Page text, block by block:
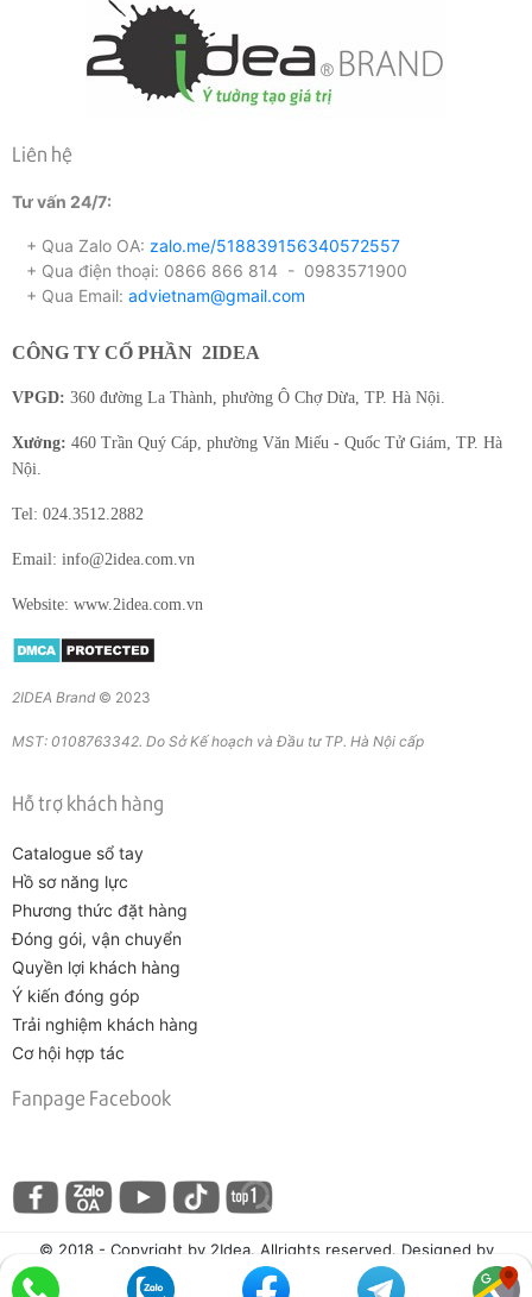
Liên hệ
Tư vấn 24/7:
+ Qua Zalo OA: zalo.me/518839156340572557
+ Qua điện thoại: 0866 866 814 - 0983571900
+ Qua Email: advietnam@gmail.com
CÔNG TY CỔ PHẦN 2IDEA
VPGD: 360 đường La Thành, phường Ô Chợ Dừa, TP. Hà Nội.
Xưởng: 460 Trần Quý Cáp, phường Văn Miếu - Quốc Tử Giám, TP. Hà
Nội.
Tel: 024.3512.2882
Email: info@2idea.com.vn
Website: www.2idea.com.vn
2IDEA Brand © 2023
MST: 0108763342. Do Sở Kế hoạch và Đầu tư TP. Hà Nội cấp
Hỗ trợ khách hàng
Catalogue sổ tay
Hồ sơ năng lực
Phương thức đặt hàng
Đóng gói, vận chuyển
Quyền lợi khách hàng
Ý kiến đóng góp
Trải nghiệm khách hàng
Cơ hội hợp tác
Fanpage Facebook
© 2018 - Copyright by 2Idea. Allrights reserved. Designed by
Vicogroup.vn.